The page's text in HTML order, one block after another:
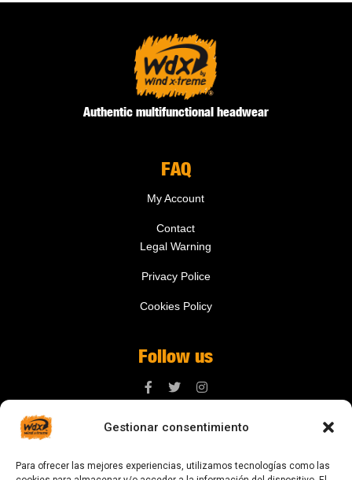
Gestionar consentimiento
Para ofrecer las mejores experiencias, utilizamos tecnologías como las
Authentic multifunctional headwear
FAQ
My Account
Contact
Legal Warning
Privacy Police
Cookies Policy
Follow us
digital@zonawind.com